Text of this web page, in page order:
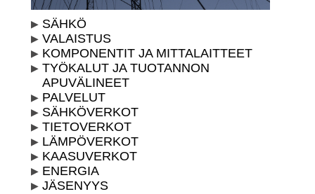
SÄHKÖ
VALAISTUS
KOMPONENTIT JA MITTALAITTEET
TYÖKALUT JA TUOTANNON
APUVÄLINEET
PALVELUT
SÄHKÖVERKOT
TIETOVERKOT
LÄMPÖVERKOT
KAASUVERKOT
ENERGIA
JÄSENYYS